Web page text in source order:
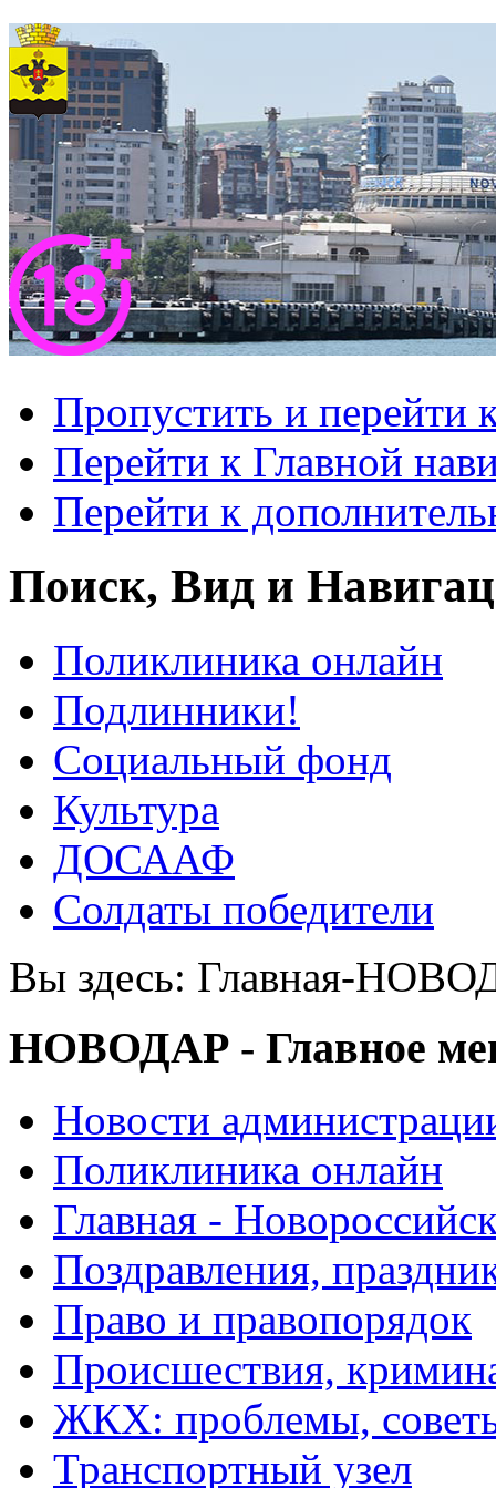
Пропустить и перейти
Перейти к Главной
Перейти к
Поиск, Вид и
Поликлиника онлайн
Подлинники!
Социальный фонд
Культура
ДОСААФ
Солдаты победители
Вы здесь: Главная-
НОВОДАР - Главное
Новости
Поликлиника онлайн
Главная -
Поздравления,
Право и правопорядок
Происшествия,
ЖКХ: проблемы,
Транспортный узел